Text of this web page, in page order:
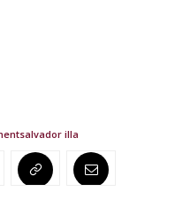
salvador illa